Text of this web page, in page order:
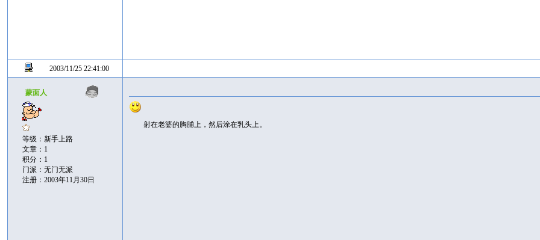
2003/11/25 22:41:00
蒙面人
等级：新手上路
文章：1
积分：1
门派：无门无派
注册：2003年11月30日
射在老婆的胸脯上，然后涂在乳头上。